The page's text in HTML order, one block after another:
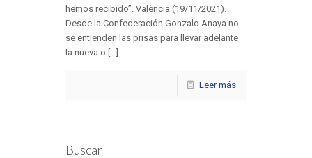
hemos recibido”. València (19/11/2021).
Desde la Confederación Gonzalo Anaya no
se entienden las prisas para llevar adelante
la nueva o [...]
Leer más
Buscar